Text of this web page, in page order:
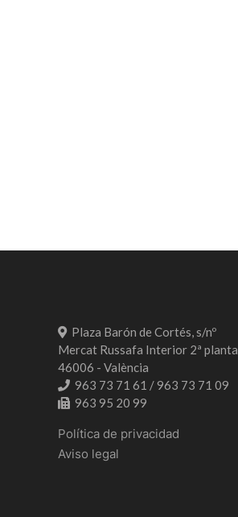
Plaza Barón de Cortés, s/nº
Mercat Russafa Interior 2ª planta
46006 - València
963 73 71 61 / 963 73 71 09
963 95 20 99
Política de privacidad
Aviso legal